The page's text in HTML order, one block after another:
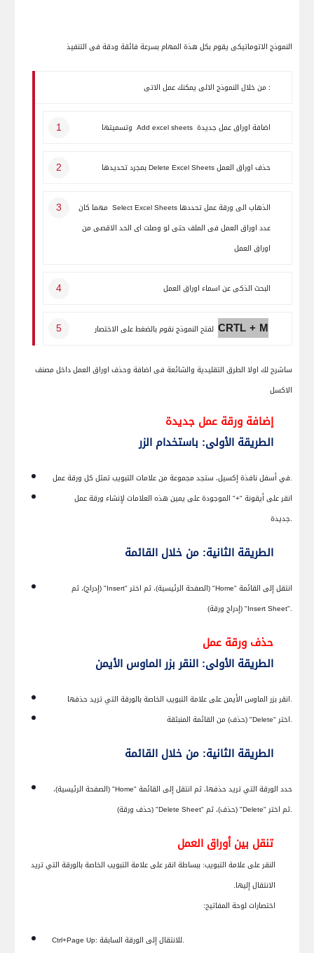
النموذج الاتوماتيكى يقوم بكل هذة المهام بسرعة فائقة ودقة فى التنفيذ
من خلال النموذج الالى يمكنك عمل الاتى :
اضافة اوراق عمل جديدة Add excel sheets وتسميتها
حذف اوراق العملDelete Excel Sheetsبمجرد تحديدها
الذهاب الى ورقة عمل تحددها Select Excel Sheets مهما كان
عدد اوراق العمل فى الملف حتى لو وصلت اى الحد الاقصى من
اوراق العمل
البحث الذكى عن اسماء اوراق العمل
CRTL + M
ساشرح لك اولا الطرق التقليدية والشائعة فى اضافة وحذف اوراق العمل داخل مصنف
الاكسل
إضافة ورقة عمل جديدة
الطريقة الأولى: باستخدام الزر
في أسفل نافذة إكسيل، ستجد مجموعة من علامات التبويب تمثل كل ورقة عمل.
انقر على أيقونة "+" الموجودة على يمين هذه العلامات لإنشاء ورقة عمل
جديدة.
الطريقة الثانية: من خلال القائمة
انتقل إلى القائمة "Home" (الصفحة الرئيسية)، ثم اختر "Insert" (إدراج)، ثم
"
Insert Sheet " (إدراج ورقة).
حذف ورقة عمل
الطريقة الأولى: النقر بزر الماوس الأيمن
انقر بزر الماوس الأيمن على علامة التبويب الخاصة بالورقة التي تريد حذفها.
اختر "Delete " (حذف) من القائمة المنبثقة.
الطريقة الثانية: من خلال القائمة
حدد الورقة التي تريد حذفها، ثم انتقل إلى القائمة "Home" (الصفحة الرئيسية)،
ثم اختر "Delete" (حذف)، ثم "Delete Sheet " (حذف ورقة).
تنقل بين أوراق العمل
النقر على علامة التبويب: ببساطة انقر على علامة التبويب الخاصة بالورقة التي تريد
الانتقال إليها.
اختصارات لوحة المفاتيح:
Ctrl+Page Up:
للانتقال إلى الورقة السابقة.